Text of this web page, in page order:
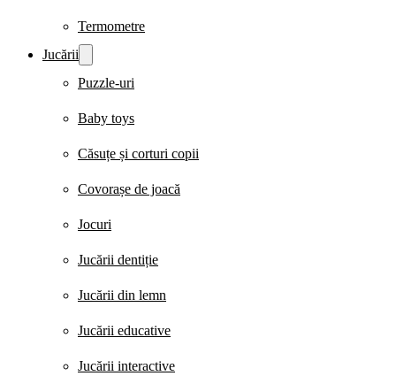
Termometre
Jucării
Puzzle-uri
Baby toys
Căsuțe și corturi copii
Covorașe de joacă
Jocuri
Jucării dentiție
Jucării din lemn
Jucării educative
Jucării interactive